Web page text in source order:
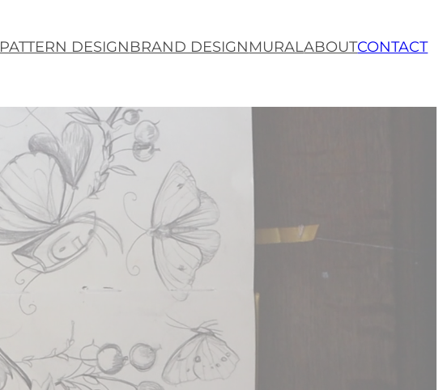
PATTERN DESIGNBRAND DESIGNMURALABOUTCONTACT